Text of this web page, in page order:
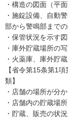
・構造の図面（平
・施錠設備、自動
部から警鳴部までの
・保管状況を示す
・庫外貯蔵場所の
・火薬庫、庫外貯
【省令第15条第1
類】
・店舗の場所が分
・店舗内の貯蔵場
・貯蔵、販売の状